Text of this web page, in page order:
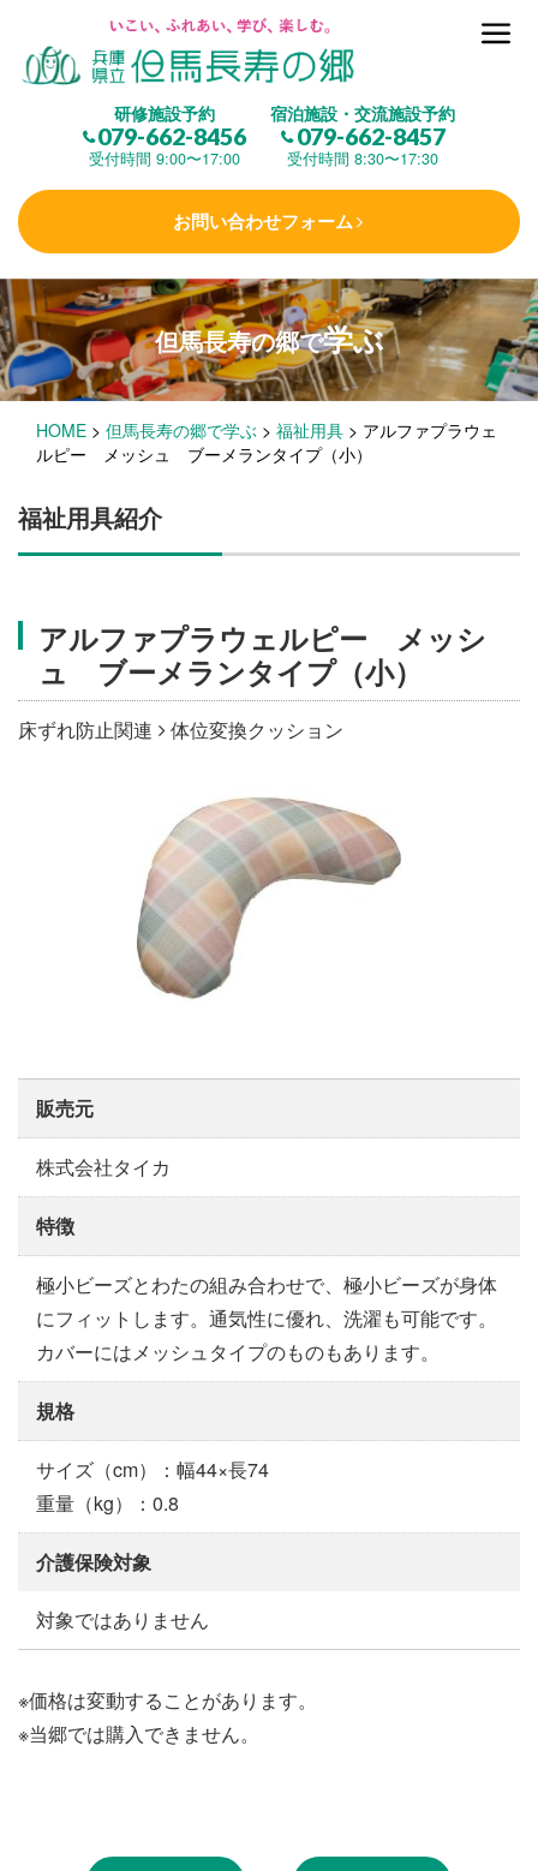
研修施設予約
079-662-8456
受付時間 9:00〜17:00
宿泊施設・交流施設予約
079-662-8457
受付時間 8:30〜17:30
お問い合わせフォーム
但馬長寿の郷とは
(研修施設)
楽しむ
学 ぶ(健康福祉)
泊まる(宿泊)
施設・料金
アクセス
但馬長寿の郷で学ぶ
HOME > 但馬長寿の郷で学ぶ > 福祉用具 > アルファプラウェ
ルピー メッシュ ブーメランタイプ（小）
福祉用具紹介
アルファプラウェルピー メッシ
ュ ブーメランタイプ（小）
床ずれ防止関連 体位変換クッション
販売元
株式会社タイカ
特徴
極小ビーズとわたの組み合わせで、極小ビーズが身体
にフィットします。通気性に優れ、洗濯も可能です。
カバーにはメッシュタイプのものもあります。
規格
サイズ（cm）：幅44×長74
重量（kg）：0.8
介護保険対象
対象ではありません
※価格は変動することがあります。
※当郷では購入できません。